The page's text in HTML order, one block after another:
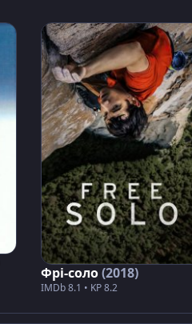
Фрі-соло(2018)
IMDb 8.1 • KP 8.2